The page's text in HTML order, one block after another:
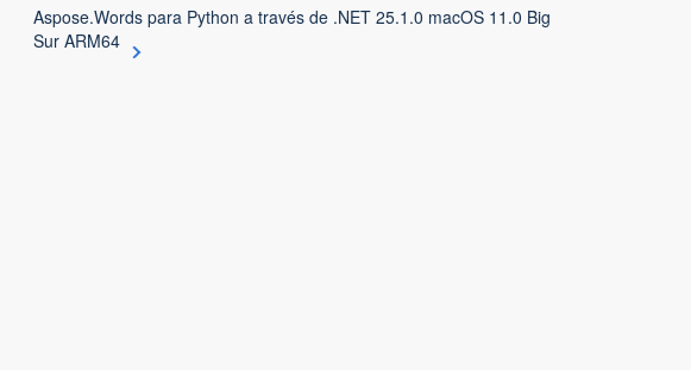
Aspose.Words para Python a través de .NET 25.1.0 macOS 11.0 Big
Sur ARM64